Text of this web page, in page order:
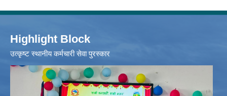
Highlight Block
उत्‍कृष्ट स्थानीय कर्मचारी सेवा पुरस्कार